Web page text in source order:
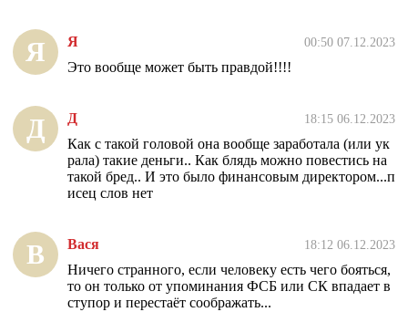
Я Я 00:50 07.12.2023
Это вообще может быть правдой!!!!
Д Д 18:15 06.12.2023
Как с такой головой она вообще заработала (или ук
рала) такие деньги.. Как блядь можно повестись на
такой бред.. И это было финансовым директором...п
исец слов нет
В Вася 18:12 06.12.2023
Ничего странного, если человеку есть чего бояться,
то он только от упоминания ФСБ или СК впадает в
ступор и перестаёт соображать...